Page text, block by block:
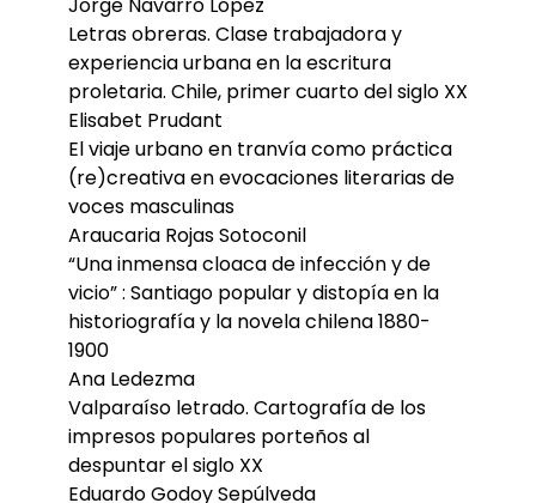
Letras obreras. Clase trabajadora y
experiencia urbana en la escritura
proletaria. Chile, primer cuarto del siglo XX
Elisabet Prudant
El viaje urbano en tranvía como práctica
(re)creativa en evocaciones literarias de
voces masculinas
Araucaria Rojas Sotoconil
“Una inmensa cloaca de infección y de
vicio” : Santiago popular y distopía en la
historiografía y la novela chilena 1880-
1900
Ana Ledezma
Valparaíso letrado. Cartografía de los
impresos populares porteños al
despuntar el siglo XX
Eduardo Godoy Sepúlveda